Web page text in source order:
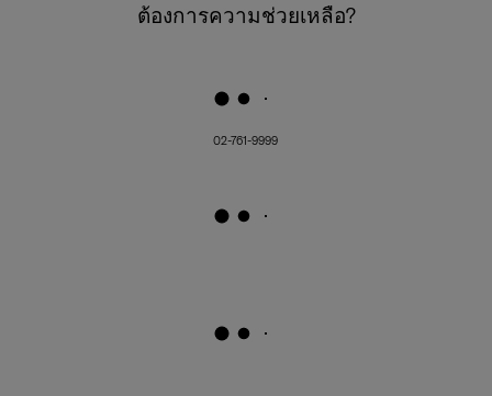
ต้องการความช่วยเหลือ?
02-761-9999